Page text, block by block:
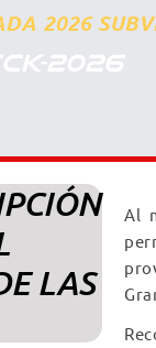
2026
2026
LAS
Al